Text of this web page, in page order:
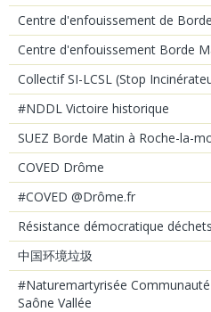
Centre d'enfouissement de
Centre d'enfouissement Borde
Collectif SI-LCSL (Stop
#NDDL Victoire historique
SUEZ Borde Matin à Roche-la-
COVED Drôme
#COVED @Drôme.fr
Résistance démocratique
中国环境垃圾
#Naturemartyrisée
Saône Vallée